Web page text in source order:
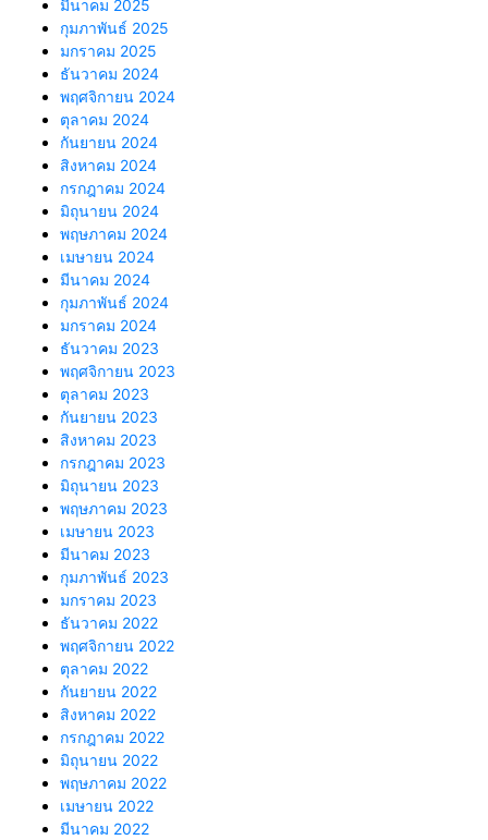
มีนาคม 2025
กุมภาพันธ์ 2025
มกราคม 2025
ธันวาคม 2024
พฤศจิกายน 2024
ตุลาคม 2024
กันยายน 2024
สิงหาคม 2024
กรกฎาคม 2024
มิถุนายน 2024
พฤษภาคม 2024
เมษายน 2024
มีนาคม 2024
กุมภาพันธ์ 2024
มกราคม 2024
ธันวาคม 2023
พฤศจิกายน 2023
ตุลาคม 2023
กันยายน 2023
สิงหาคม 2023
กรกฎาคม 2023
มิถุนายน 2023
พฤษภาคม 2023
เมษายน 2023
มีนาคม 2023
กุมภาพันธ์ 2023
มกราคม 2023
ธันวาคม 2022
พฤศจิกายน 2022
ตุลาคม 2022
กันยายน 2022
สิงหาคม 2022
กรกฎาคม 2022
มิถุนายน 2022
พฤษภาคม 2022
เมษายน 2022
มีนาคม 2022